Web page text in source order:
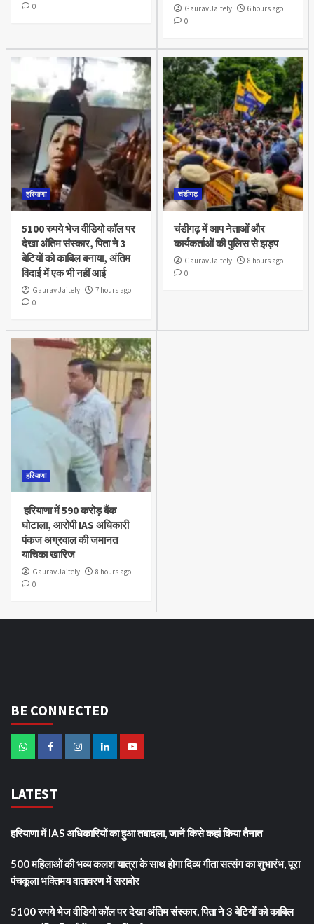
0
Gaurav Jaitely
6 hours ago
0
हरियाणा
5100 रुपये भेज वीडियो कॉल पर
देखा अंतिम संस्कार, पिता ने 3
बेटियों को काबिल बनाया, अंतिम
विदाई में एक भी नहीं आई
Gaurav Jaitely
7 hours ago
0
चंडीगढ़
चंडीगढ़ में आप नेताओं और
कार्यकर्ताओं की पुलिस से झड़प
Gaurav Jaitely
8 hours ago
0
हरियाणा
हरियाणा में 590 करोड़ बैंक
घोटाला, आरोपी IAS अधिकारी
पंकज अग्रवाल की जमानत
याचिका खारिज
Gaurav Jaitely
8 hours ago
0
BE CONNECTED
LATEST
हरियाणा में IAS अधिकारियों का हुआ तबादला, जानें किसे कहां किया तैनात
500 महिलाओं की भव्य कलश यात्रा के साथ होगा दिव्य गीता सत्संग का शुभारंभ, पूरा
पंचकूला भक्तिमय वातावरण में सराबोर
5100 रुपये भेज वीडियो कॉल पर देखा अंतिम संस्कार, पिता ने 3 बेटियों को काबिल